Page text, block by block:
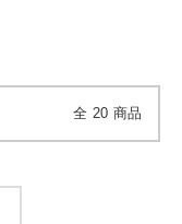
全 20 商品